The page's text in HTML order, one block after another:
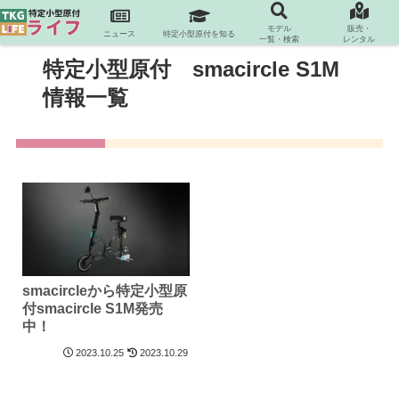
特定小型原付 smacircle S1M
情報一覧
smacircleから特定小型原
付smacircle S1M発売
中！
2023.10.25 2023.10.29
ニュース 特定小型原付を知る
モデル
一覧・検索
販売・
レンタル